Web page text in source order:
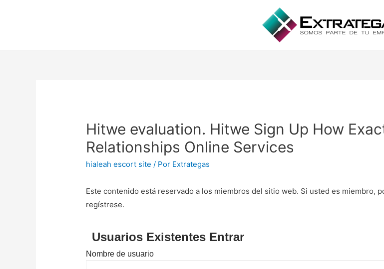
Hitwe evaluation. Hitwe Sign Up How
Relationships Online Services
hialeah escort site / Por Extrategas
Este contenido está reservado a los miembros del sitio web. Si usted es miembro,
regístrese.
Usuarios Existentes Entrar
Nombre de usuario